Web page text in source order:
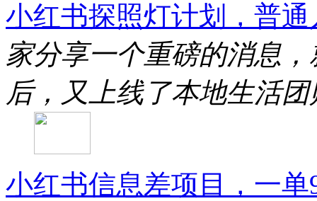
小红书探照灯计划，普
家分享一个重磅的消息
后，又上线了本地生活
小红书信息差项目，一单